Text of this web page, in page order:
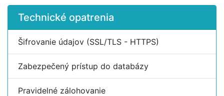
Technické opatrenia
Šifrovanie údajov (SSL/TLS - HTTPS)
Zabezpečený prístup do databázy
Pravidelné zálohovanie